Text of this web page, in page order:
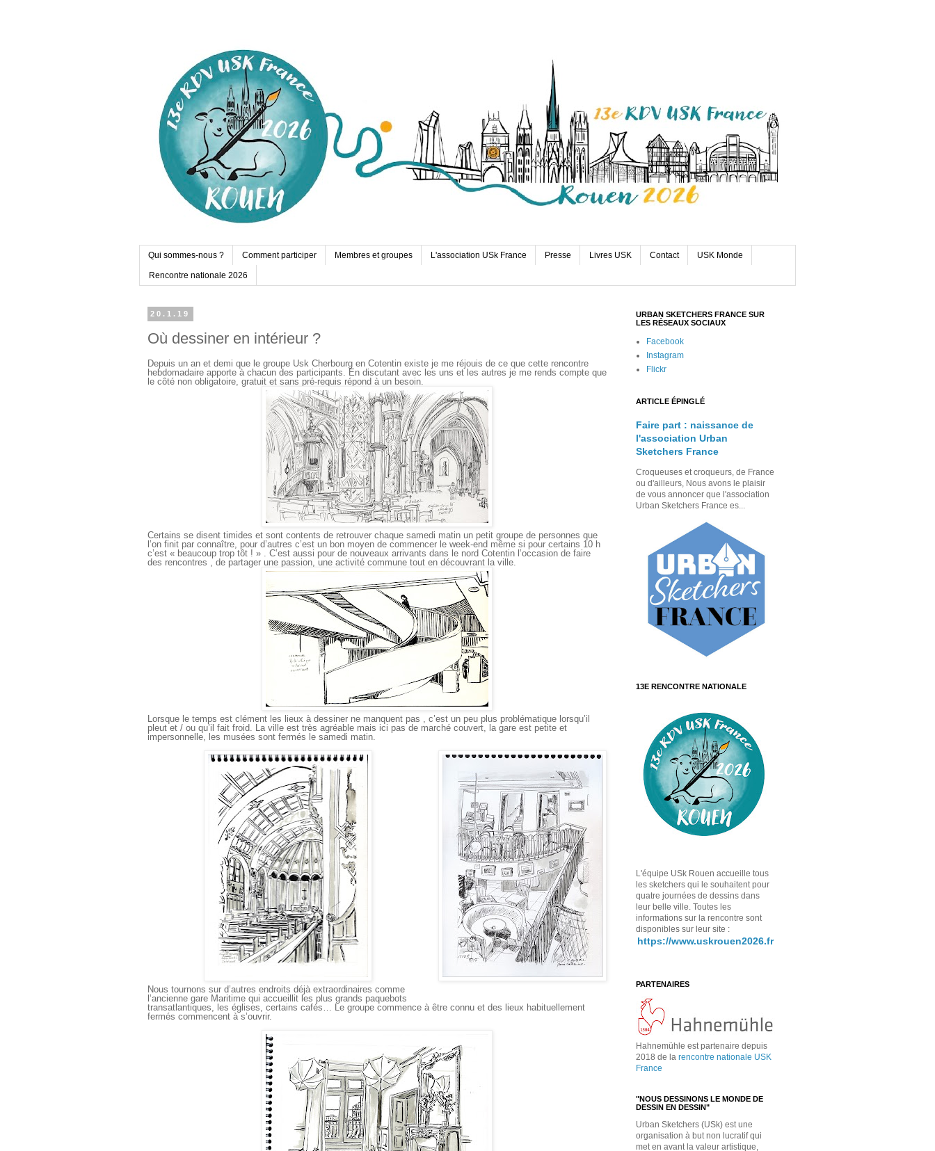
Qui sommes-nous ? Comment participer Membres et groupes L'association USk France Presse Livres USK Contact USK Monde
Rencontre nationale 2026
20.1.19
Où dessiner en intérieur ?
Depuis un an et demi que le groupe Usk Cherbourg en Cotentin existe je me réjouis de ce que cette rencontre
hebdomadaire apporte à chacun des participants. En discutant avec les uns et les autres je me rends compte que
le côté non obligatoire, gratuit et sans pré-requis répond à un besoin.
Certains se disent timides et sont contents de retrouver chaque samedi matin un petit groupe de personnes que
l’on finit par connaître, pour d’autres c’est un bon moyen de commencer le week-end même si pour certains 10 h
c’est « beaucoup trop tôt ! » . C’est aussi pour de nouveaux arrivants dans le nord Cotentin l’occasion de faire
des rencontres , de partager une passion, une activité commune tout en découvrant la ville.
Lorsque le temps est clément les lieux à dessiner ne manquent pas , c’est un peu plus problématique lorsqu’il
pleut et / ou qu’il fait froid. La ville est très agréable mais ici pas de marché couvert, la gare est petite et
impersonnelle, les musées sont fermés le samedi matin.
Nous tournons sur d’autres endroits déjà extraordinaires comme
l’ancienne gare Maritime qui accueillit les plus grands paquebots
transatlantiques, les églises, certains cafés… Le groupe commence à être connu et des lieux habituellement
fermés commencent à s’ouvrir.
URBAN SKETCHERS FRANCE SUR
LES RÉSEAUX SOCIAUX
Facebook
Instagram
Flickr
ARTICLE ÉPINGLÉ
Faire part : naissance de
l'association Urban
Sketchers France
Croqueuses et croqueurs, de France
ou d'ailleurs, Nous avons le plaisir
de vous annoncer que l'association
Urban Sketchers France es...
13E RENCONTRE NATIONALE
L'équipe USk Rouen accueille tous
les sketchers qui le souhaitent pour
quatre journées de dessins dans
leur belle ville. Toutes les
informations sur la rencontre sont
disponibles sur leur site :
https://www.uskrouen2026.fr
PARTENAIRES
Hahnemühle est partenaire depuis
2018 de la rencontre nationale USK
France
"NOUS DESSINONS LE MONDE DE
DESSIN EN DESSIN"
Urban Sketchers (USk) est une
organisation à but non lucratif qui
met en avant la valeur artistique,